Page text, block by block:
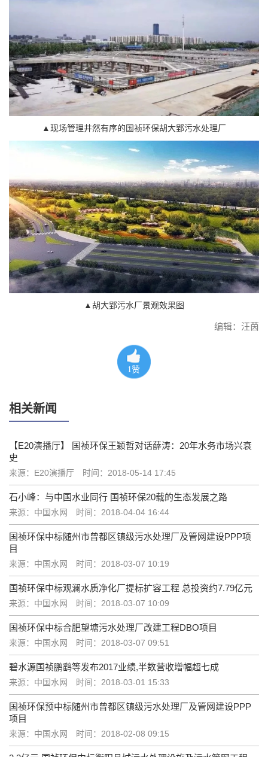
▲现场管理井然有序的国祯环保胡大郢污水处理厂
▲胡大郢污水厂景观效果图
编辑：汪茵
1 赞
相关新闻
【E20演播厅】 国祯环保王颖哲对话薛涛：20年水务市场兴衰
史
来源：E20演播厅 时间：2018-05-14 17:45
石小峰：与中国水业同行 国祯环保20载的生态发展之路
来源：中国水网 时间：2018-04-04 16:44
国祯环保中标随州市曾都区镇级污水处理厂及管网建设PPP项
目
来源：中国水网 时间：2018-03-07 10:19
国祯环保中标观澜水质净化厂提标扩容工程 总投资约7.79亿元
来源：中国水网 时间：2018-03-07 10:09
国祯环保中标合肥望塘污水处理厂改建工程DBO项目
来源：中国水网 时间：2018-03-07 09:51
碧水源国祯鹏鹞等发布2017业绩,半数营收增幅超七成
来源：中国水网 时间：2018-03-01 15:33
国祯环保预中标随州市曾都区镇级污水处理厂及管网建设PPP
项目
来源：中国水网 时间：2018-02-08 09:15